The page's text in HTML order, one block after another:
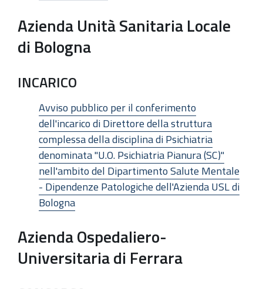
Azienda Unità Sanitaria Locale
di Bologna
INCARICO
Avviso pubblico per il conferimento
dell'incarico di Direttore della struttura
complessa della disciplina di Psichiatria
denominata "U.O. Psichiatria Pianura (SC)"
nell'ambito del Dipartimento Salute Mentale
- Dipendenze Patologiche dell'Azienda USL di
Bologna
Azienda Ospedaliero-
Universitaria di Ferrara